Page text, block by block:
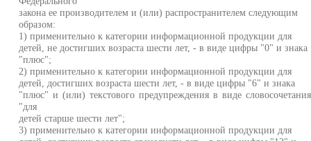
закона ее производителем и (или) распространителем следующим
образом:
1) применительно к категории информационной продукции для
детей, не достигших возраста шести лет, - в виде цифры "0" и знака
"плюс";
2) применительно к категории информационной продукции для
детей, достигших возраста шести лет, - в виде цифры "6" и знака
"плюс" и (или) текстового предупреждения в виде словосочетания
"для
детей старше шести лет";
3) применительно к категории информационной продукции для